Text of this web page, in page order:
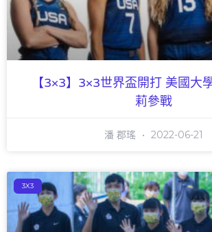
【3×3】3×3世界盃開打 美國大
莉參戰
潘 郡瑤 2022-06-21
3X3